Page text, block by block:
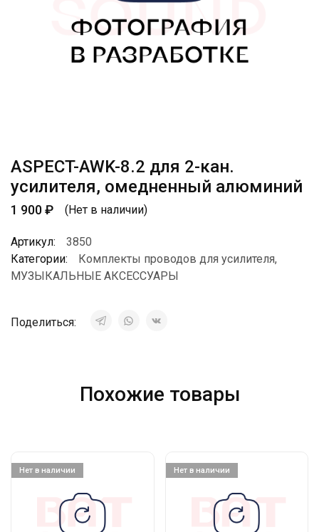
ASPECT-AWK-8.2 для 2-кан.
усилителя, омедненный алюминий
1 900₽ (Нет в наличии)
Артикул:
3850
Категории:
Комплекты проводов для усилителя,
МУЗЫКАЛЬНЫЕ АКСЕССУАРЫ
Поделиться:
Похожие товары
Нет в наличии Нет в наличии